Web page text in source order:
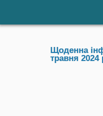
Щоденна
травня 2024